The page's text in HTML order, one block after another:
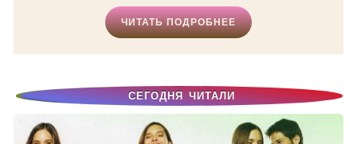
ЧИТАТЬ ПОДРОБНЕЕ
СЕГОДНЯ ЧИТАЛИ